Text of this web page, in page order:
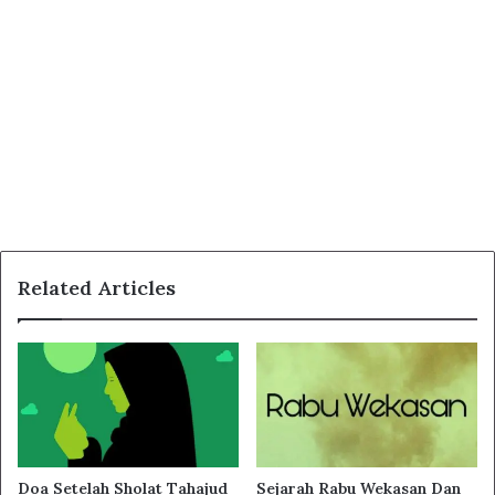
Related Articles
Doa Setelah Sholat Tahajud Sejarah Rabu Wekasan Dan